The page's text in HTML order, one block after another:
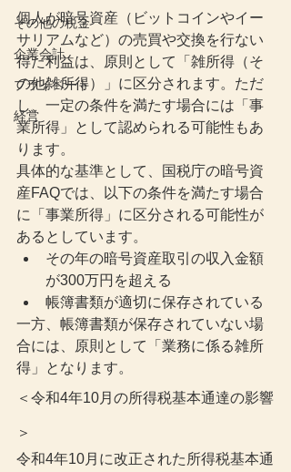
その他の税金
企業会計
プライベート
経営
個人が暗号資産（ビットコインやイー
サリアムなど）の売買や交換を行ない
得た利益は、原則として「雑所得（そ
の他雑所得）」に区分されます。ただ
し、一定の条件を満たす場合には「事
業所得」として認められる可能性もあ
ります。
具体的な基準として、国税庁の暗号資
産FAQでは、以下の条件を満たす場合
に「事業所得」に区分される可能性が
あるとしています。
その年の暗号資産取引の収入金額
が300万円を超える
帳簿書類が適切に保存されている
一方、帳簿書類が保存されていない場
合には、原則として「業務に係る雑所
得」となります。
＜令和4年10月の所得税基本通達の影響
＞
令和4年10月に改正された所得税基本通